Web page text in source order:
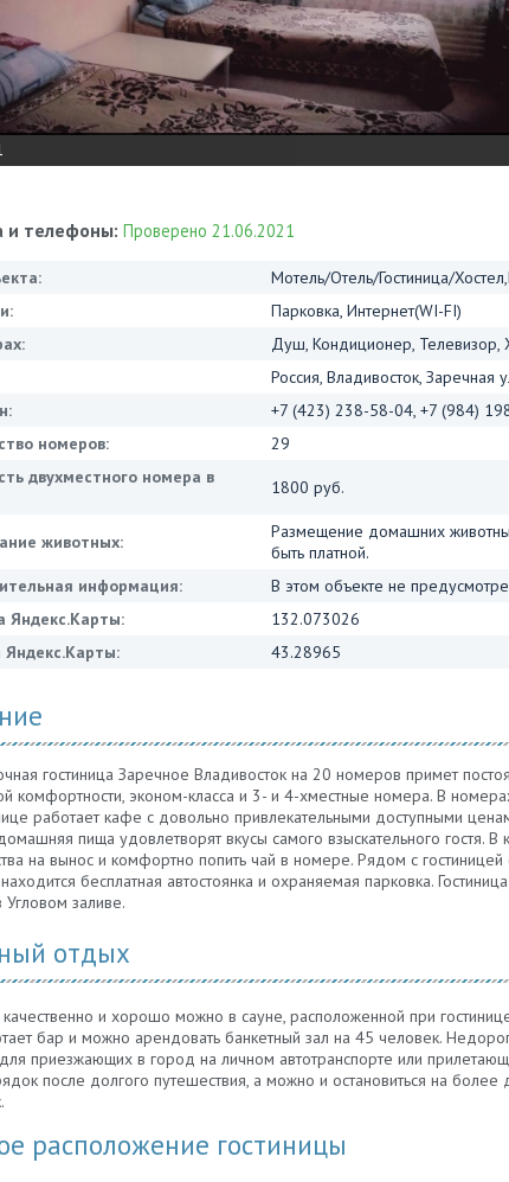
и телефоны: Проверено 21.06.2021
Мотель/Отель/Гостиница/
Парковка, Интернет(WI-FI)
Душ, Кондиционер, Телевизор,
Россия, Владивосток, Заречная
+7 (423) 238-58-04, +7 (984)
номеров:
29
двухместного номера в
1800 руб.
животных:
Размещение домашних
быть платной.
информация:
В этом объекте не
Яндекс.Карты:
132.073026
43.28965
гостиница Заречное Владивосток на 20 номеров примет
комфортности, эконом-класса и 3- и 4-хместные номера. В
работает кафе с довольно привлекательными доступными
пища удовлетворят вкусы самого взыскательного гостя.
на вынос и комфортно попить чай в номере. Рядом с
бесплатная автостоянка и охраняемая парковка.
заливе.
отдых
и хорошо можно в сауне, расположенной при
бар и можно арендовать банкетный зал на 45 человек.
приезжающих в город на личном автотранспорте или
после долгого путешествия, а можно и остановиться на
расположение гостиницы